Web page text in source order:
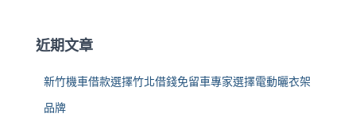
:近期文章
新竹機車借款選擇竹北借錢免留車專家選擇電動曬衣架
品牌